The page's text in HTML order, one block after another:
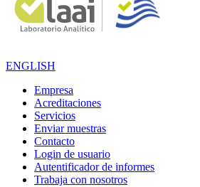
ENGLISH
Empresa
Acreditaciones
Servicios
Enviar muestras
Contacto
Login de usuario
Autentificador de informes
Trabaja con nosotros